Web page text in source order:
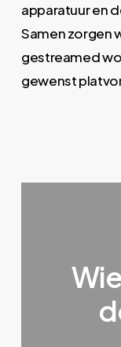
apparatuur en
Samen zorgen
gestreamed
gewenst